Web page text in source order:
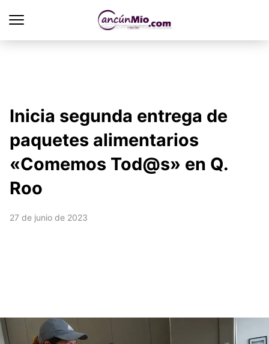
Inicia segunda entrega de
paquetes alimentarios
«Comemos Tod@s» en Q.
Roo
27 de junio de 2023